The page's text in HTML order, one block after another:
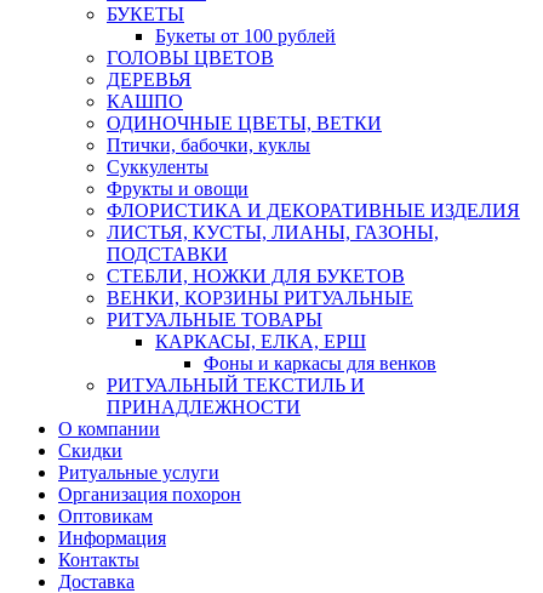
БУКЕТЫ
Букеты от 100 рублей
ГОЛОВЫ ЦВЕТОВ
ДЕРЕВЬЯ
КАШПО
ОДИНОЧНЫЕ ЦВЕТЫ, ВЕТКИ
Птички, бабочки, куклы
Суккуленты
Фрукты и овощи
ФЛОРИСТИКА И ДЕКОРАТИВНЫЕ ИЗДЕЛИЯ
ЛИСТЬЯ, КУСТЫ, ЛИАНЫ, ГАЗОНЫ,
ПОДСТАВКИ
СТЕБЛИ, НОЖКИ ДЛЯ БУКЕТОВ
ВЕНКИ, КОРЗИНЫ РИТУАЛЬНЫЕ
РИТУАЛЬНЫЕ ТОВАРЫ
КАРКАСЫ, ЕЛКА, ЕРШ
Фоны и каркасы для венков
РИТУАЛЬНЫЙ ТЕКСТИЛЬ И
ПРИНАДЛЕЖНОСТИ
О компании
Скидки
Ритуальные услуги
Организация похорон
Оптовикам
Информация
Контакты
Доставка